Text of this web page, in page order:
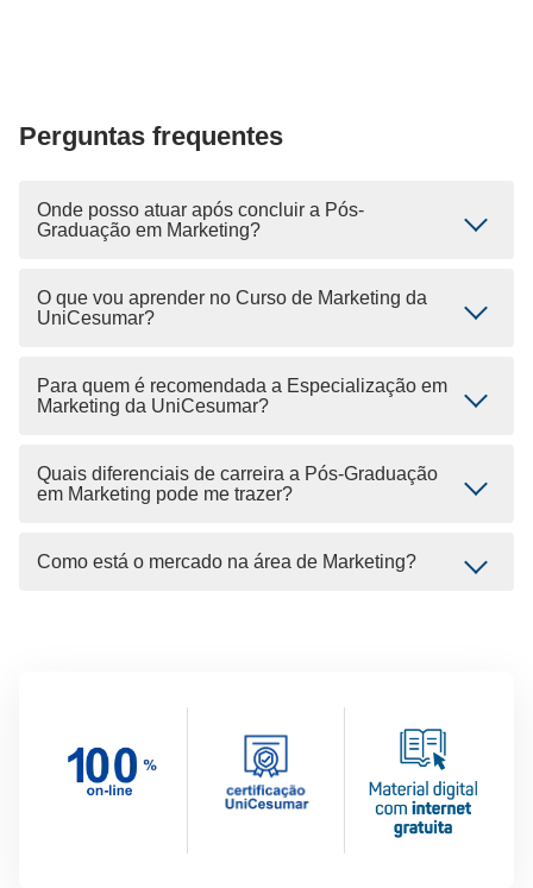
Perguntas frequentes
Onde posso atuar após concluir a Pós-
Graduação em Marketing?
O que vou aprender no Curso de Marketing da
UniCesumar?
Para quem é recomendada a Especialização em
Marketing da UniCesumar?
Quais diferenciais de carreira a Pós-Graduação
em Marketing pode me trazer?
Como está o mercado na área de Marketing?